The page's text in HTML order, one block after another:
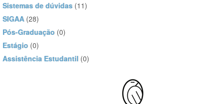
Sistemas de dúvidas (11)
SIGAA (28)
Pós-Graduação (0)
Estágio (0)
Assistência Estudantil (0)